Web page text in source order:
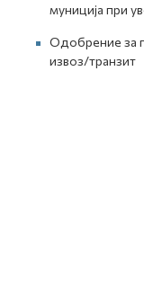
муниција при
Одобрение за
извоз/транзит